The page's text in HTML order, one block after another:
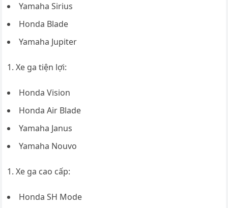
Yamaha Sirius
Honda Blade
Yamaha Jupiter
Xe ga tiện lợi:
Honda Vision
Honda Air Blade
Yamaha Janus
Yamaha Nouvo
Xe ga cao cấp:
Honda SH Mode